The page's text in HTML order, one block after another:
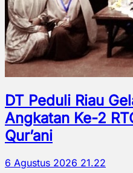
DT Peduli Riau
Angkatan Ke-2
Qur’ani
6 Agustus 2026 21.22